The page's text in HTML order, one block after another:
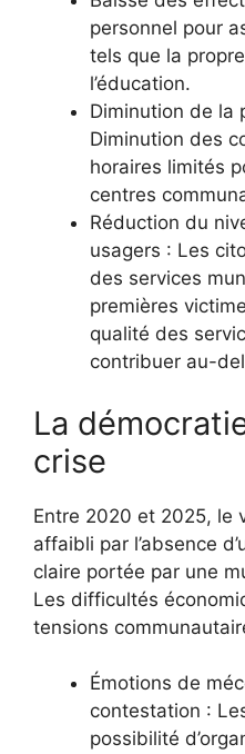
personnel pour
tels que la
l’éducation.
Diminution de la
Diminution des
horaires limités
centres
Réduction du
usagers : Les
des services
premières
qualité des
contribuer au-
La
crise
Entre 2020 et 2025, le
affaibli par l’absence
claire portée par une
Les difficultés
tensions
Émotions de
contestation :
possibilité